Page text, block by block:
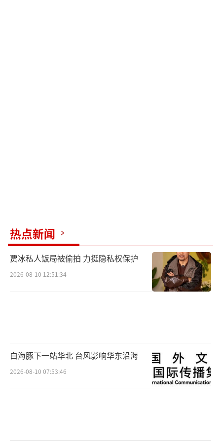
热点新闻
贾冰私人饭局被偷拍 力挺隐私权保护
2026-08-10 12:51:34
白海豚下一站华北 台风影响华东沿海
2026-08-10 07:53:46